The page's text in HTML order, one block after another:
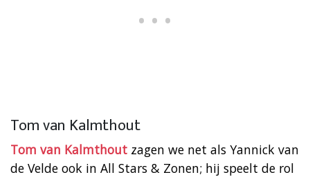
Tom van Kalmthout
Tom van Kalmthout zagen we net als Yannick van
de Velde ook in All Stars & Zonen; hij speelt de rol